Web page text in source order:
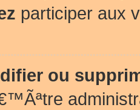
participer aux
ou